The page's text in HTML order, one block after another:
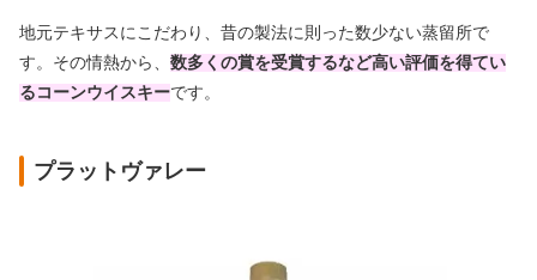
地元テキサスにこだわり、昔の製法に則った数少ない蒸留所で
す。その情熱から、 数多くの賞を受賞するなど高い評価を得てい
るコーンウイスキーです。
プラットヴァレー